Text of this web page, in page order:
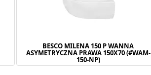
BESCO MILENA 150 P WANNA
ASYMETRYCZNA PRAWA 150X70 (#WAM-
150-NP)